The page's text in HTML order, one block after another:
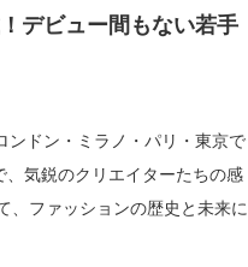
デビュー間もない若手
ンドン・ミラノ・パリ・東京で
気鋭のクリエイターたちの感
、ファッションの歴史と未来に